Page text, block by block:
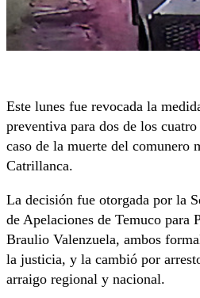
Este lunes fue revocada la
preventiva para dos de los
caso de la muerte del comunero
Catrillanca.
La decisión fue otorgada por la
de Apelaciones de Temuco para
Braulio Valenzuela, ambos
la justicia, y la cambió por
arraigo regional y nacional.